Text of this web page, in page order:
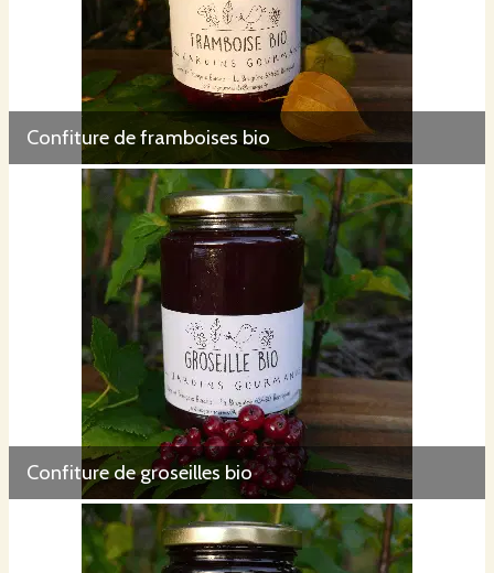
Confiture de framboises bio
Confiture de groseilles bio